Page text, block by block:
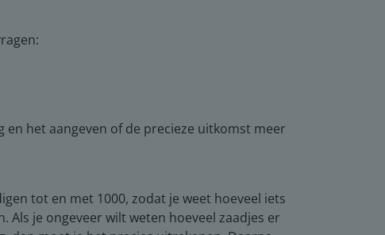
het aangeven of de precieze uitkomst meer
tot en met 1000, zodat je weet hoeveel iets
je ongeveer wilt weten hoeveel zaadjes er